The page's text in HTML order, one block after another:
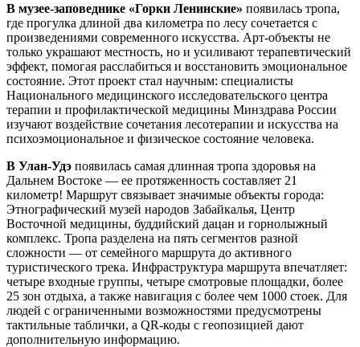
В музее-заповеднике «Горки Ленинские» появилась тропа,
где прогулка длиной два километра по лесу сочетается с
произведениями современного искусства. Арт-объекты не
только украшают местность, но и усиливают терапевтический
эффект, помогая расслабиться и восстановить эмоциональное
состояние. Этот проект стал научным: специалисты
Национального медицинского исследовательского центра
терапии и профилактической медицины Минздрава России
изучают воздействие сочетания лесотерапии и искусства на
психоэмоциональное и физическое состояние человека.
В Улан-Удэ появилась самая длинная тропа здоровья на
Дальнем Востоке — ее протяженность составляет 21
километр! Маршрут связывает значимые объекты города:
Этнографический музей народов Забайкалья, Центр
Восточной медицины, буддийский дацан и горнолыжный
комплекс. Тропа разделена на пять сегментов разной
сложности — от семейного маршрута до активного
туристического трека. Инфраструктура маршрута впечатляет:
четыре входные группы, четыре смотровые площадки, более
25 зон отдыха, а также навигация с более чем 1000 стоек. Для
людей с ограниченными возможностями предусмотрены
тактильные таблички, а QR-коды с геопозицией дают
дополнительную информацию.